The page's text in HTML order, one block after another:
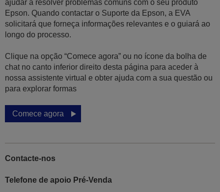
ajudar a resolver problemas comuns com o seu produto
Epson. Quando contactar o Suporte da Epson, a EVA
solicitará que forneça informações relevantes e o guiará ao
longo do processo.
Clique na opção “Comece agora” ou no ícone da bolha de
chat no canto inferior direito desta página para aceder à
nossa assistente virtual e obter ajuda com a sua questão ou
para explorar formas
Comece agora
Contacte-nos
Telefone de apoio Pré-Venda